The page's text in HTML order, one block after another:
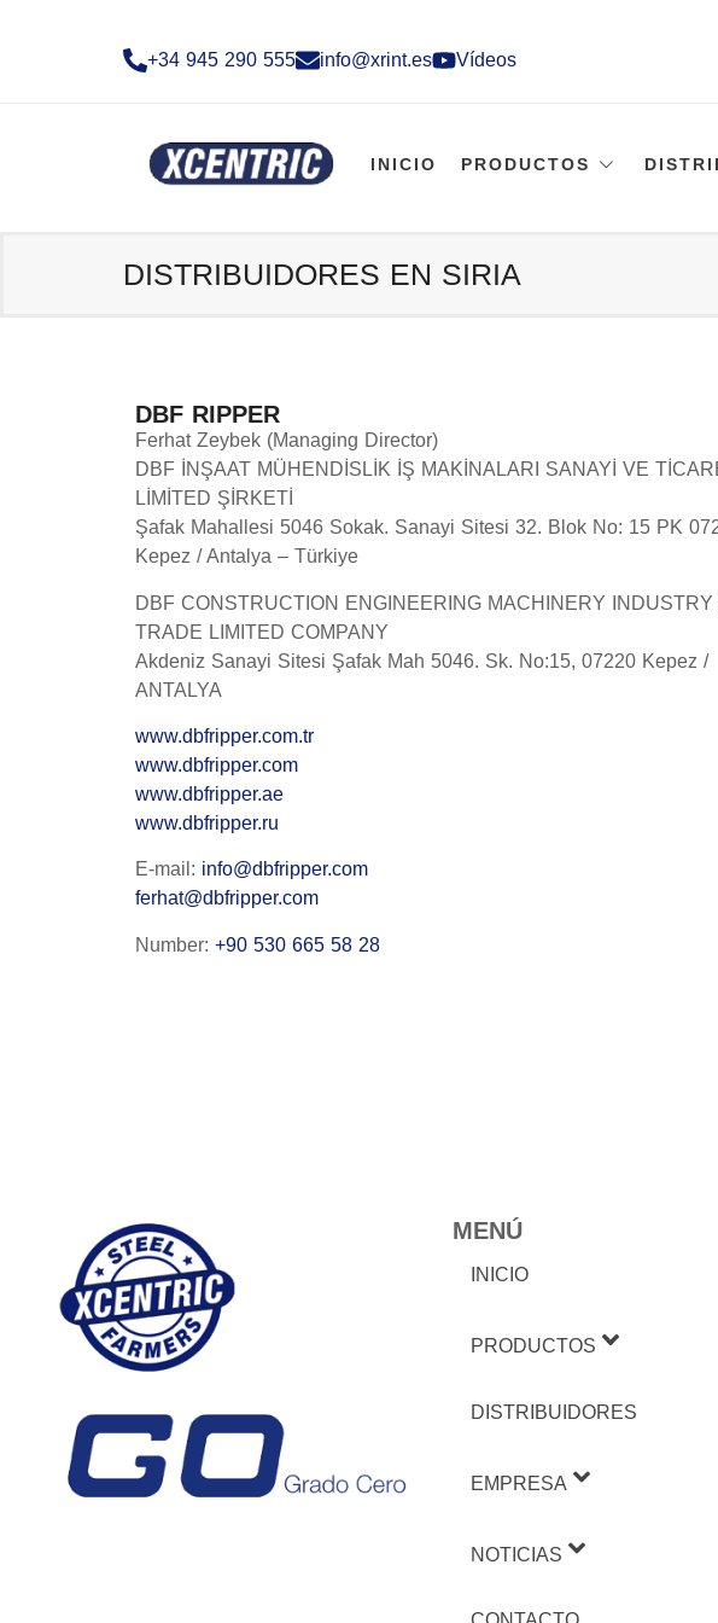
+34 945 290 555​ info@xrint.es Vídeos
INICIO PRODUCTOS
DISTRIBUIDORES EN SIRIA
DBF RIPPER
Ferhat Zeybek (Managing Director)
DBF İNŞAAT MÜHENDİSLİK İŞ MAKİNALARI SANAYİ VE
LİMİTED ŞİRKETİ
Şafak Mahallesi 5046 Sokak. Sanayi Sitesi 32. Blok No: 15 PK
Kepez / Antalya – Türkiye
DBF CONSTRUCTION ENGINEERING MACHINERY INDUSTRY
TRADE LIMITED COMPANY
Akdeniz Sanayi Sitesi Şafak Mah 5046. Sk. No:15, 07220 Kepez /
ANTALYA
www.dbfripper.com.tr
www.dbfripper.com
www.dbfripper.ae
www.dbfripper.ru
E-mail: info@dbfripper.com
ferhat@dbfripper.com
Number: +90 530 665 58 28
MENÚ
INICIO
PRODUCTOS
DISTRIBUIDORES
EMPRESA
NOTICIAS